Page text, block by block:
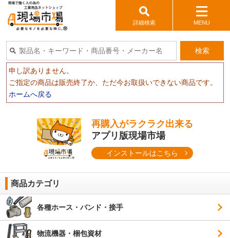
詳細検索 MENU
検索
申し訳ありません。
ご指定の商品は販売終了か、ただ今お取扱いできない商品です。
ホームへ戻る
再購入がラクラク出来る
アプリ版現場市場
インストールはこちら
商品カテゴリ
各種ホース・バンド・接手
物流機器・梱包資材